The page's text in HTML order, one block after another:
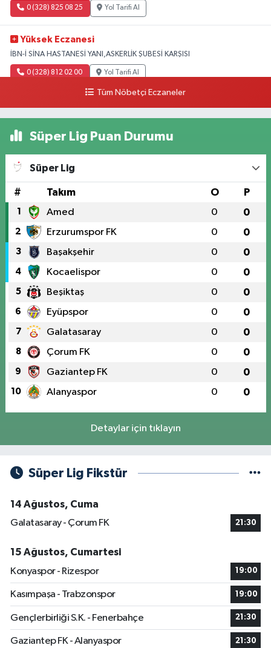
0 (328) 825 08 25 Yol Tarifi Al
Yüksek Eczanesi
İBN-İ SİNA HASTANESİ YANI,ASKERLİK ŞUBESİ KARŞISI
0 (328) 812 02 00 Yol Tarifi Al
Tüm Nöbetçi Eczaneler
Süper Lig Puan Durumu
Süper Lig
# Takım O P
1 Amed 0 0
2 Erzurumspor FK 0 0
3 Başakşehir 0 0
4 Kocaelispor 0 0
5 Beşiktaş 0 0
6 Eyüpspor 0 0
7 Galatasaray 0 0
8 Çorum FK 0 0
9 Gaziantep FK 0 0
10 Alanyaspor 0 0
Detaylar için tıklayın
Süper Lig Fikstür
14 Ağustos, Cuma
Galatasaray - Çorum FK
21:30
15 Ağustos, Cumartesi
Konyaspor - Rizespor
19:00
Kasımpaşa - Trabzonspor 19:00
Gençlerbirliği S.K. - Fenerbahçe 21:30
Gaziantep FK - Alanyaspor 21:30